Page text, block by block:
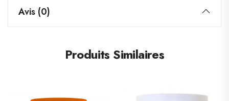
Avis (0)
Produits Similaires